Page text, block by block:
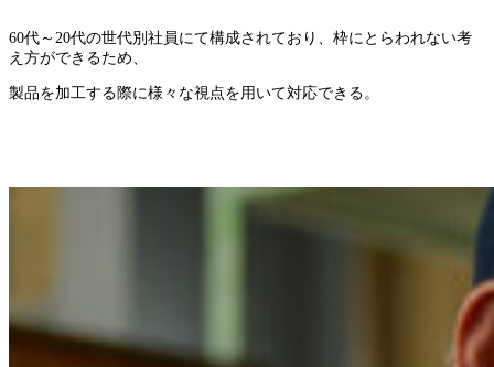
60代～20代の世代別社員にて構成されており、枠にとらわれない考
え方ができるため、
製品を加工する際に様々な視点を用いて対応できる。